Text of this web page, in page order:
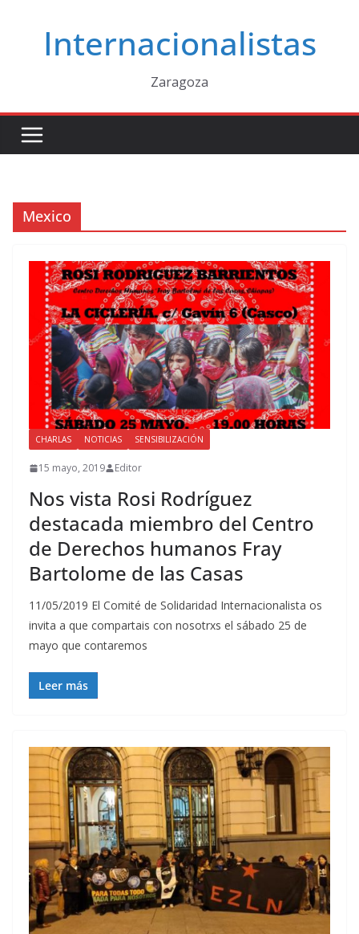
contenidoInternacionalistas
Zaragoza
Mexico
CHARLAS NOTICIAS SENSIBILIZACIÓN
15 mayo, 2019 Editor
Nos vista Rosi Rodríguez
destacada miembro del Centro
de Derechos humanos Fray
Bartolome de las Casas
11/05/2019 El Comité de Solidaridad Internacionalista os
invita a que compartais con nosotrxs el sábado 25 de
mayo que contaremos
Leer más